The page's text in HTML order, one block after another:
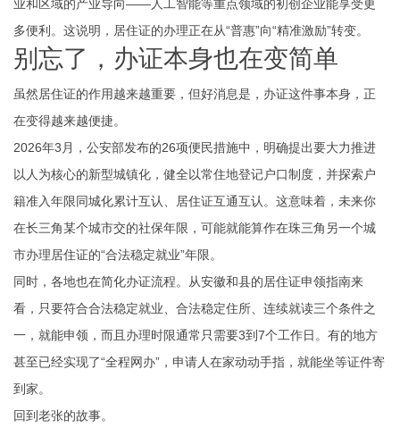
业和区域的产业导向——人工智能等重点领域的初创企业能享受更
多便利。这说明，居住证的办理正在从“普惠”向“精准激励”转变。
别忘了，办证本身也在变简单
虽然居住证的作用越来越重要，但好消息是，办证这件事本身，正
在变得越来越便捷。
2026年3月，公安部发布的26项便民措施中，明确提出要大力推进
以人为核心的新型城镇化，健全以常住地登记户口制度，并探索户
籍准入年限同城化累计互认、居住证互通互认。这意味着，未来你
在长三角某个城市交的社保年限，可能就能算作在珠三角另一个城
市办理居住证的“合法稳定就业”年限。
同时，各地也在简化办证流程。从安徽和县的居住证申领指南来
看，只要符合合法稳定就业、合法稳定住所、连续就读三个条件之
一，就能申领，而且办理时限通常只需要3到7个工作日。有的地方
甚至已经实现了“全程网办”，申请人在家动动手指，就能坐等证件寄
到家。
回到老张的故事。